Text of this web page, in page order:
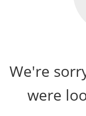
We're
were